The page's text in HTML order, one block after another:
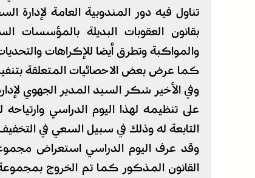
بقانون العقوبات البديلة
والمواكبة وتطرق أيضا للإكراهات
كما عرض بعض الاحصائيات المتعلقة
وفي الأخير شكر السيد المدير الجهوي
على تنظيمه لهذا اليوم الدراسي
التابعة له وذلك في سبيل السعي في
وقد عرف اليوم الدراسي استعراض
القانون المذكور كما تم الخروج بمجموعة